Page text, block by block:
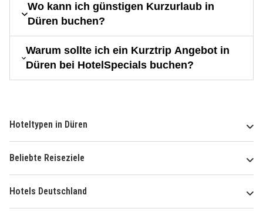
Wo kann ich günstigen Kurzurlaub in
Düren buchen?
Warum sollte ich ein Kurztrip Angebot in
Düren bei HotelSpecials buchen?
Hoteltypen in Düren
Beliebte Reiseziele
Hotels Deutschland